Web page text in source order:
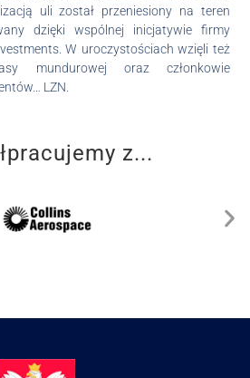
uli został przeniesiony na teren
dzięki wspólnej inicjatywie firmy
W uroczystościach wzięli też
mundurowej oraz członkowie
LZN.
z...